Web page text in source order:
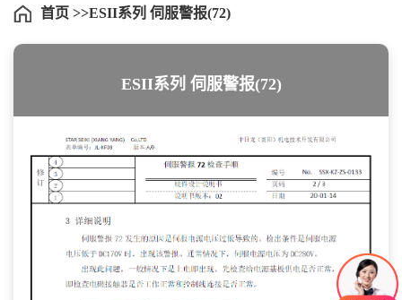
首页 ESII系列 伺服警报(72)
ESII系列 伺服警报(72)